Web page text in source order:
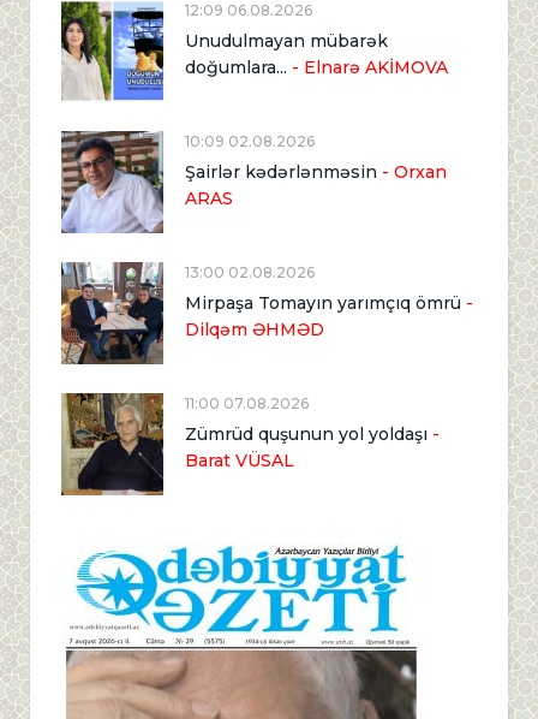
12:09 06.08.2026
Unudulmayan mübarək
doğumlara... - Elnarə AKİMOVA
10:09 02.08.2026
Şairlər kədərlənməsin - Orxan
ARAS
13:00 02.08.2026
Mirpaşa Tomayın yarımçıq ömrü -
Dilqəm ƏHMƏD
11:00 07.08.2026
Zümrüd quşunun yol yoldaşı -
Barat VÜSAL